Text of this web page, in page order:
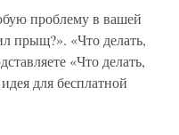
проблему в вашей
прыщ?». «Что делать,
«Что делать,
для бесплатной